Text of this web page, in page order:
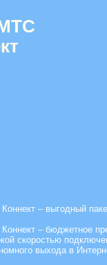
– выгодный
– бюджетное
скоростью
выхода в